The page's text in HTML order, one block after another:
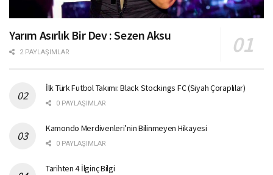
Yarım Asırlık Bir Dev : Sezen Aksu
2 PAYLAŞIMLAR
İlk Türk Futbol Takımı: Black Stockings FC (Siyah Çoraplılar)
0 PAYLAŞIMLAR
Kamondo Merdivenleri’nin Bilinmeyen Hikayesi
0 PAYLAŞIMLAR
Tarihten 4 İlginç Bilgi